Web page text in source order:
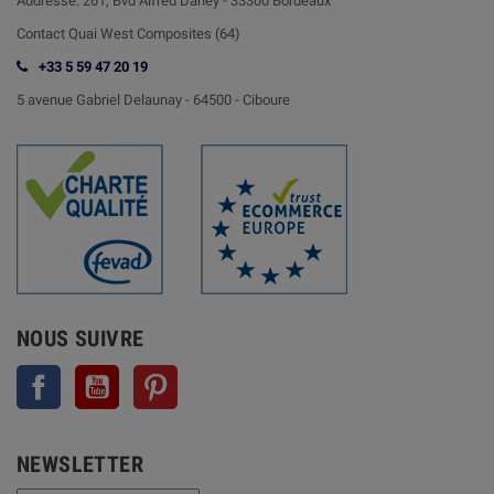
Contact Quai West Composites (64)
+33 5 59 47 20 19
5 avenue Gabriel Delaunay - 64500 - Ciboure
NOUS SUIVRE
Facebook YouTube
NEWSLETTER